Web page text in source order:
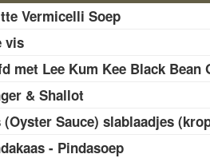
Vermicelli Soep
vis
met Lee Kum Kee Black Bean
& Shallot
(Oyster Sauce) slablaadjes
- Pindasoep